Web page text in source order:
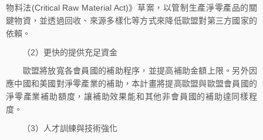
物料法(Critical Raw Material Act)》草案，以管制生產淨零產品的關
鍵物資，並透過回收、來源多樣化等方式來降低歐盟對第三方國家的
依賴。
（2）更快的提供充足資金
歐盟將放寬各會員國的補助程序，並提高補助金額上限。另外因
應中國和美國對淨零產業的補助，本計畫將提高歐盟與歐盟會員國的
淨零產業補助額度，讓補助效果能和其他非會員國的補助達同樣程
度。
（3）人才訓練與技術強化